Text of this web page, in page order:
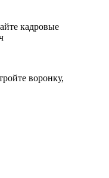
кадровые
воронку,